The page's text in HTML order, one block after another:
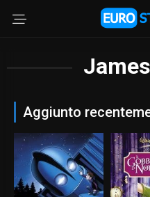
Aggiunto